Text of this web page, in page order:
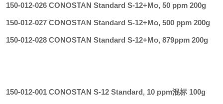
150-012-026 CONOSTAN Standard S-12+Mo, 50 ppm 200g
150-012-027 CONOSTAN Standard S-12+Mo, 500 ppm 200g
150-012-028 CONOSTAN Standard S-12+Mo, 879ppm 200g
150-012-001 CONOSTAN S-12 Standard, 10 ppm混标 100g